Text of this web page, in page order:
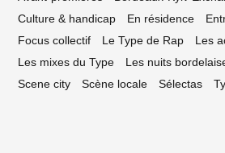
Culture & handicap
En résidence
Focus collectif
Le Type de Rap
Les
Les mixes du Type
Les nuits
Scene city
Scène locale Sélectas